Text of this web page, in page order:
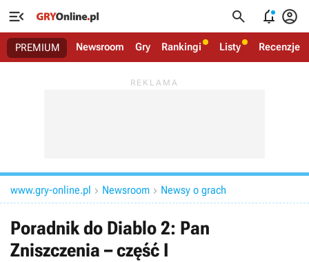
   
PREMIUM Newsroom Gry Rankingi Listy Recenzje
www.gry-online.pl  Newsroom  Newsy o grach
Poradnik do Diablo 2: Pan
Zniszczenia – część I